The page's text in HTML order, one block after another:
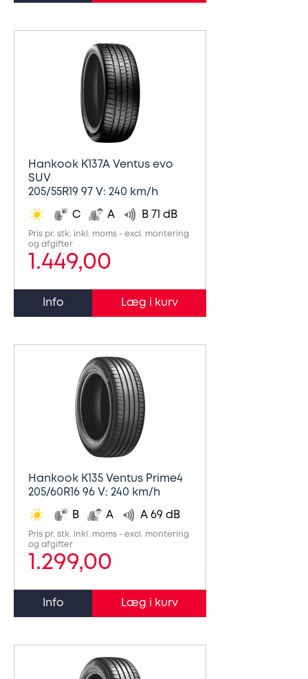
Hankook K137A Ventus evo
SUV
205/55R19 97 V: 240 km/h
C A B 71 dB
Pris pr. stk. inkl. moms - excl. montering
og afgifter
1.449,00
Info
Hankook K135 Ventus Prime4
205/60R16 96 V: 240 km/h
B A A 69 dB
Pris pr. stk. inkl. moms - excl. montering
og afgifter
1.299,00
Info